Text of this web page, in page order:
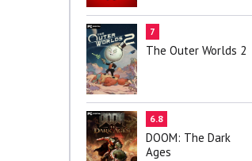
7
The Outer Worlds 2
6.8
DOOM: The Dark
Ages